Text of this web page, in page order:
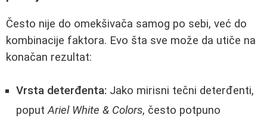
Često nije do omekšivača samog po sebi, već do
kombinacije faktora. Evo šta sve može da utiče na
konačan rezultat:
Vrsta deterđenta: Jako mirisni tečni deterđenti,
poputAriel White & Colors, često potpuno